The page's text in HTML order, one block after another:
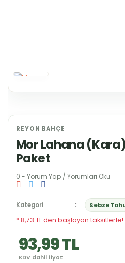
REYON BAHÇE
Mor Lahana
Paket
0 - Yorum Yap / Yorumları Oku
Kategori Sebze
* 8,73 TL den başlayan taksitlerle!
93,99 TL
KDV dahil fiyat